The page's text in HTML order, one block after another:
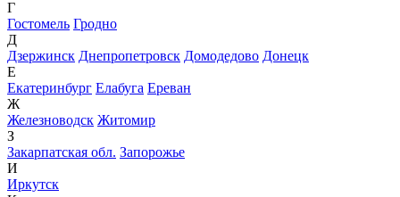
Г
Гостомель Гродно
Д
Дзержинск Днепропетровск Домодедово Донецк
Е
Екатеринбург Елабуга Ереван
Ж
Железноводск Житомир
З
Закарпатская обл. Запорожье
И
Иркутск